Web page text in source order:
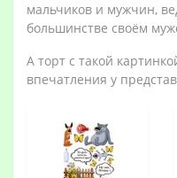
мальчиков и мужчин,
большинстве своём
А торт с такой
впечатления у